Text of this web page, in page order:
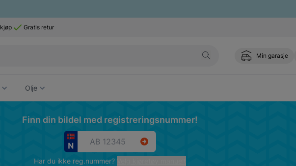
Gratis retur
Min garasje
Olje
Finn din bildel med registreringsnummer!
Har du ikke reg.nummer?